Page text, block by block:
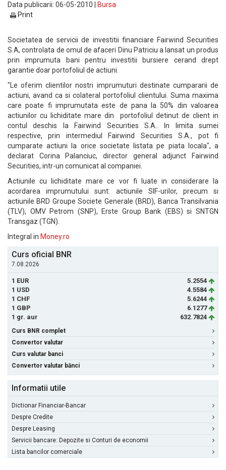
Data publicarii: 06-05-2010 |
Bursa
Print
Societatea de servicii de investitii financiare Fairwind Securities
S.A, controlata de omul de afaceri Dinu Patriciu a lansat un produs
prin imprumuta bani pentru investitii bursiere cerand drept
garantie doar portofoliul de actiuni.
"Le oferim clientilor nostri imprumuturi destinate cumpararii de
actiuni, avand ca si colateral portofoliul clientului. Suma maxima
care poate fi imprumutata este de pana la 50% din valoarea
actiunilor cu lichiditate mare din portofoliul detinut de client in
contul deschis la Fairwind Securities S.A.. In limita sumei
respective, prin intermediul Fairwind Securities S.A., pot fi
cumparate actiuni la orice societate listata pe piata locala", a
declarat Corina Palanciuc, director general adjunct Fairwind
Securities, intr-un comunicat al companiei.
Actiunile cu lichiditate mare ce vor fi luate in considerare la
acordarea imprumutului sunt: actiunile SIF-urilor, precum si
actiunile BRD Groupe Societe Generale (BRD), Banca Transilvania
(TLV), OMV Petrom (SNP), Erste Group Bank (EBS) si SNTGN
Transgaz (TGN).
Integral in Money.ro
Curs oficial BNR
7.08.2026
1 EUR
5.2554
1 USD
4.5584
1 CHF
5.6244
1 GBP
6.1277
1 gr. aur
632.7824
Curs BNR complet
Convertor valutar
Curs valutar banci
Convertor valutar bănci
Informatii utile
Dictionar Financiar-Bancar
Despre Credite
Despre Leasing
Servicii bancare: Depozite si Conturi de economii
Lista bancilor comerciale